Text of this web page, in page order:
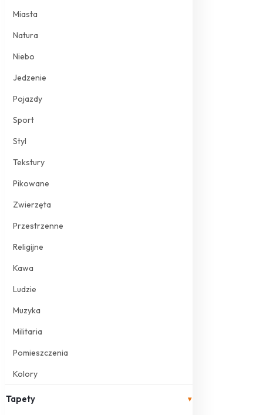
Miasta
Natura
Niebo
Jedzenie
Pojazdy
Sport
Styl
Tekstury
Pikowane
Zwierzęta
Przestrzenne
Religijne
Kawa
Ludzie
Muzyka
Militaria
Pomieszczenia
Kolory
Tapety ▾